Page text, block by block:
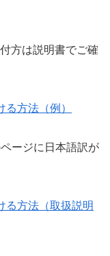
方は説明書でご確
ージに日本語訳が